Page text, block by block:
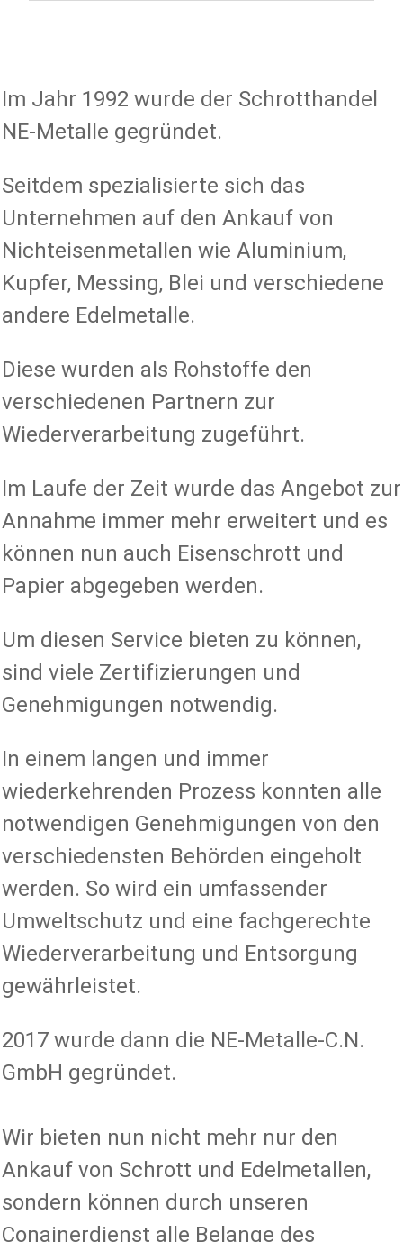
Im Jahr 1992 wurde der Schrotthandel
NE-Metalle gegründet.
Seitdem spezialisierte sich das
Unternehmen auf den Ankauf von
Nichteisenmetallen wie Aluminium,
Kupfer, Messing, Blei und verschiedene
andere Edelmetalle.
Diese wurden als Rohstoffe den
verschiedenen Partnern zur
Wiederverarbeitung zugeführt.
Im Laufe der Zeit wurde das Angebot zur
Annahme immer mehr erweitert und es
können nun auch Eisenschrott und
Papier abgegeben werden.
Um diesen Service bieten zu können,
sind viele Zertifizierungen und
Genehmigungen notwendig.
In einem langen und immer
wiederkehrenden Prozess konnten alle
notwendigen Genehmigungen von den
verschiedensten Behörden eingeholt
werden. So wird ein umfassender
Umweltschutz und eine fachgerechte
Wiederverarbeitung und Entsorgung
gewährleistet.
2017 wurde dann die NE-Metalle-C.N.
GmbH gegründet.
Wir bieten nun nicht mehr nur den
Ankauf von Schrott und Edelmetallen,
sondern können durch unseren
Conainerdienst alle Belange des